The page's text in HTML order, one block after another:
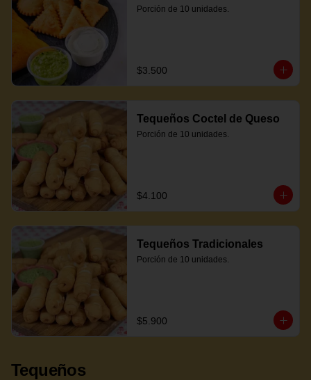
Porción de 10 unidades.
$3.500
Tequeños Coctel de Queso
Porción de 10 unidades.
$4.100
Tequeños Tradicionales
Porción de 10 unidades.
$5.900
Tequeños